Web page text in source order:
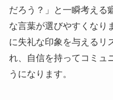
だろう？」と一瞬考える
な言葉が選びやすくなり
に失礼な印象を与えるリ
れ、自信を持ってコミュ
うになります。